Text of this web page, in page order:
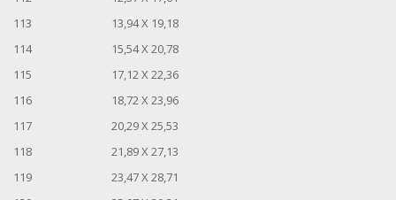
113
13,94 X 19,18
114
15,54 X 20,78
115
17,12 X 22,36
116
18,72 X 23,96
117
20,29 X 25,53
118
21,89 X 27,13
119
23,47 X 28,71